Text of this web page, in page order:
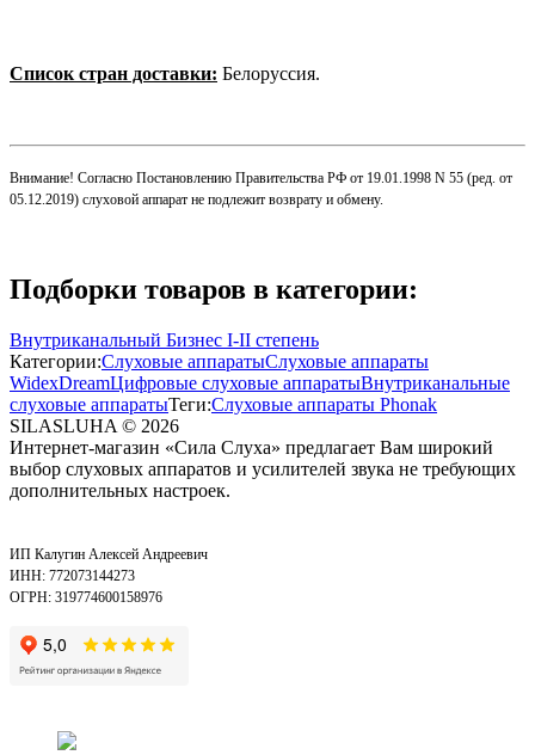
Список стран доставки: Белоруссия.
Внимание! Согласно Постановлению Правительства РФ от 19.01.1998 N 55 (ред. от
05.12.2019) слуховой аппарат не подлежит возврату и обмену.
Подборки товаров в категории:
Внутриканальный Бизнес I-II степень
Категории:Слуховые аппаратыСлуховые аппараты
WidexDreamЦифровые слуховые аппаратыВнутриканальные
слуховые аппаратыТеги:Слуховые аппараты Phonak
SILASLUHA © 2026
Интернет-магазин «Сила Слуха» предлагает Вам широкий
выбор слуховых аппаратов и усилителей звука не требующих
дополнительных настроек.
ИП Калугин Алексей Андреевич
ИНН: 772073144273
ОГРН: 319774600158976